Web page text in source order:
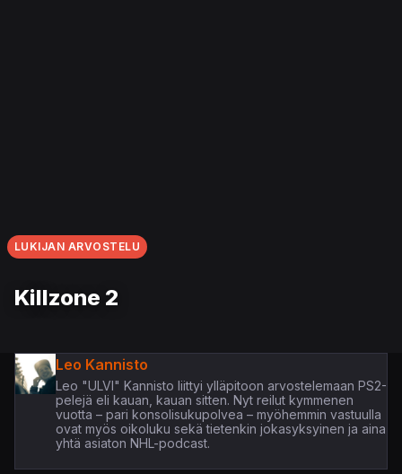
LUKIJAN ARVOSTELU
Killzone 2
Leo Kannisto
Leo "ULVI" Kannisto liittyi ylläpitoon arvostelemaan PS2-
pelejä eli kauan, kauan sitten. Nyt reilut kymmenen
vuotta – pari konsolisukupolvea – myöhemmin vastuulla
ovat myös oikoluku sekä tietenkin jokasyksyinen ja aina
yhtä asiaton NHL-podcast.